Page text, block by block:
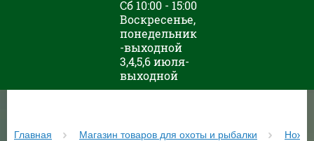
Сб 10:00 - 15:00
Воскресенье,
понедельник
-выходной
3,4,5,6 июля-
выходной
Главная Магазин товаров для охоты и рыбалки Ножи